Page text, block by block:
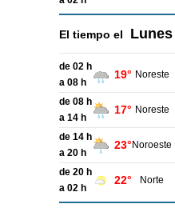
El tiempo el Lunes
de 02 h
a 08 h
19° Noreste
de 08 h
a 14 h
17° Noreste
de 14 h
a 20 h
23° Noroeste
de 20 h
a 02 h
22° Norte